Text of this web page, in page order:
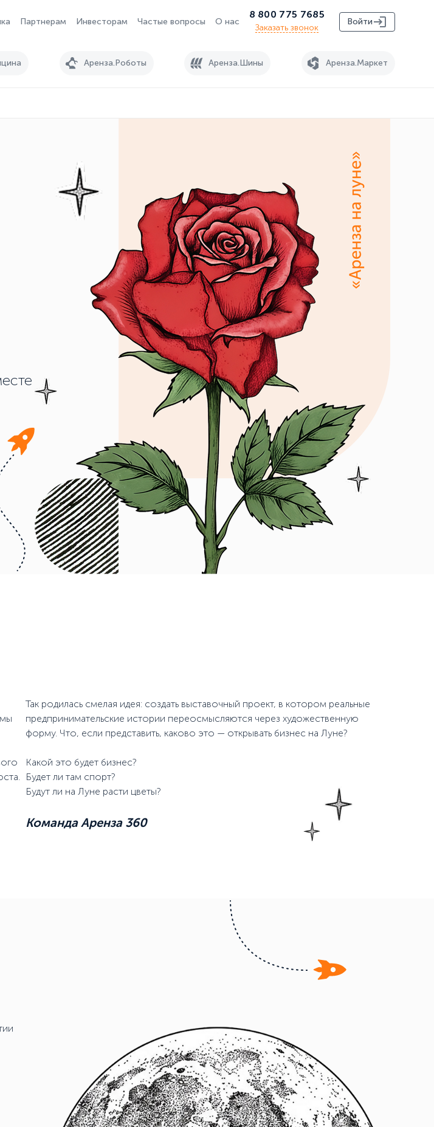
Партнерам Инвесторам Частые вопросы О нас
8 800 775 7685
Заказать звонок
Войти
Аренза.Роботы Аренза.Шины Аренза.Маркет
Так родилась смелая идея: создать выставочный проект, в котором реальные
предпринимательские истории переосмысляются через художественную
форму. Что, если представить, каково это — открывать бизнес на Луне?
Какой это будет бизнес?
Будет ли там спорт?
Будут ли на Луне расти цветы?
Команда Аренза 360